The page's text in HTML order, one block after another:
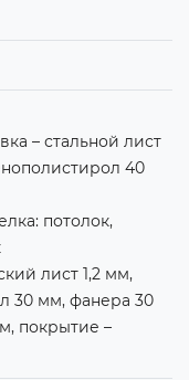
– стальной лист
40
потолок,
лист 1,2 мм,
30 мм, фанера 30
покрытие –